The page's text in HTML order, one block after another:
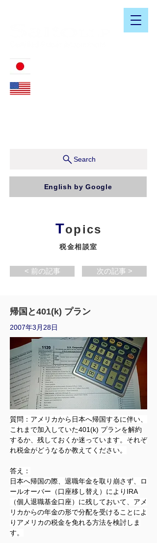
English by Google
Search
Topics
税金相談室
< 前の記事 次の記事 >
帰国と401(k) プラン
2007年3月28日
質問：アメリカから日本へ帰国するに伴い、
これまで加入していた401(k) プランを解約
するか、残しておくか迷っています。それぞ
れ税金がどうなるか教えてください。
答え：
日本へ帰国の際、退職年金を取り崩さず、ロ
ールオーバー（口座移し替え）によりIRA
（個人退職基金口座）に残しておいて、アメ
リカからの年金の形で分配を受けることによ
りアメリカの税金を免れる方法を検討しま
す。